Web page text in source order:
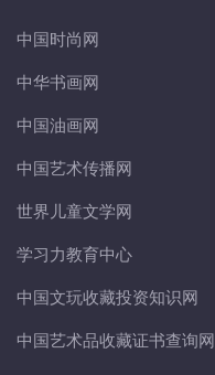
中国时尚网
中华书画网
中国油画网
中国艺术传播网
世界儿童文学网
学习力教育中心
中国文玩收藏投资知识网
中国艺术品收藏证书查询网